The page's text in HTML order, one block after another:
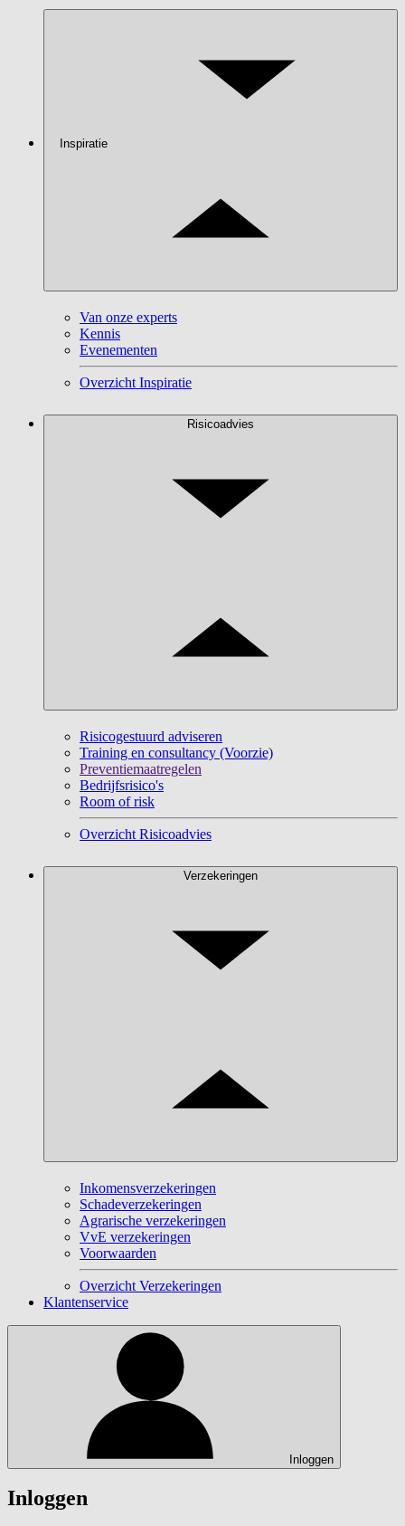
Inspiratie
Van onze experts
Kennis
Evenementen
Overzicht Inspiratie
Risicoadvies
Risicogestuurd adviseren
Training en consultancy (Voorzie)
Preventiemaatregelen
Bedrijfsrisico's
Room of risk
Overzicht Risicoadvies
Verzekeringen
Inkomensverzekeringen
Schadeverzekeringen
Agrarische verzekeringen
VvE verzekeringen
Voorwaarden
Overzicht Verzekeringen
Klantenservice
Inloggen
Inloggen